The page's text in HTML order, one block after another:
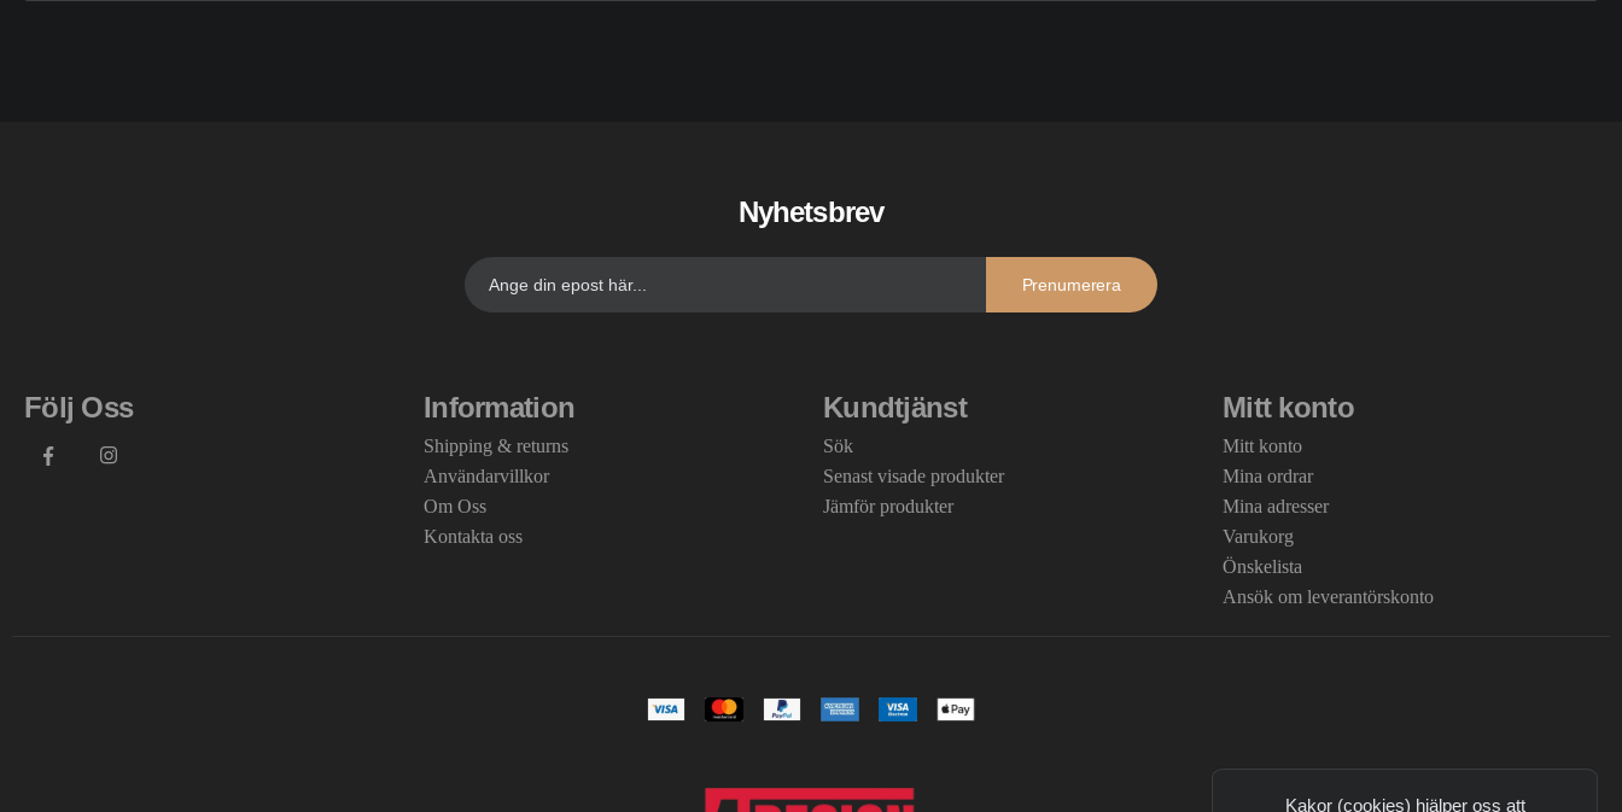
Nyhetsbrev
Prenumerera
Följ Oss Information
Shipping & returns
Användarvillkor
Om Oss
Kontakta oss
Kundtjänst
Sök
Senast visade produkter
Jämför produkter
Mitt konto
Mitt konto
Mina ordrar
Mina adresser
Varukorg
Önskelista
Ansök om leverantörskonto
Kakor (cookies) hjälper oss att